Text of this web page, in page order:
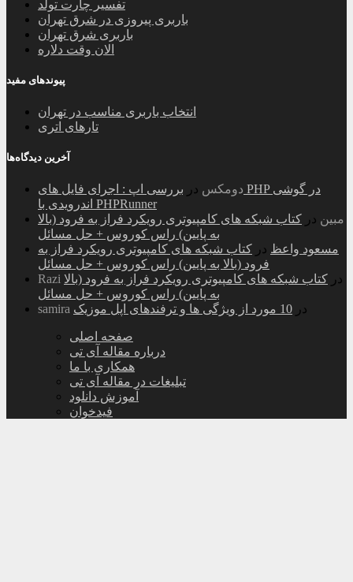
تفسیر چارت تولد
باربری پیروزی در شرق تهران
باربری شرق تهران
الان وقت دلاره
پیوندهای مفید
انتخاب باربری مناسب در تهران
تارهای اتری
آخرین دیدگاه‌ها
دومکس در بررسی اپ : اجرای فایل های PHP در گوشی
اندرویدی با PHPRunner
مبین در کتاب شبکه های کامپیوتری رویکرد فراز به فرود (بالا
به پایین) راس کوروس + حل مسائل
مسعود واعظ در کتاب شبکه های کامپیوتری رویکرد فراز به
فرود (بالا به پایین) راس کوروس + حل مسائل
Razi
در کتاب شبکه های کامپیوتری رویکرد فراز به فرود (بالا
به پایین) راس کوروس + حل مسائل
samira
در 10 مورد از ویژگی ها و ترفندهای اپل موزیک
صفحه اصلی
درباره مقاله آی تی
همکاری با ما
تبلیغات در مقاله آی تی
آموزش دانلود
فیدخوان